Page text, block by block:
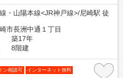
・山陽本線<JR神戸線>/尼崎駅 徒
市長洲中通１丁目
築17年
8階建
ン相談可 インターネット無料